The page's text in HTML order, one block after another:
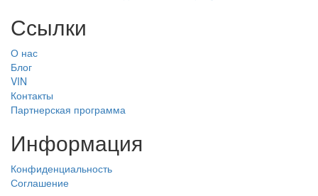
Ссылки
О нас
Блог
VIN
Контакты
Партнерская программа
Информация
Конфиденциальность
Соглашение